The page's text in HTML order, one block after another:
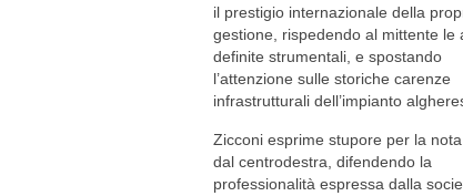
il prestigio internazionale della
gestione, rispedendo al mittente le
definite strumentali, e spostando
l’attenzione sulle storiche carenze
infrastrutturali dell’impianto
Zicconi esprime stupore per la
dal centrodestra, difendendo la
professionalità espressa dalla